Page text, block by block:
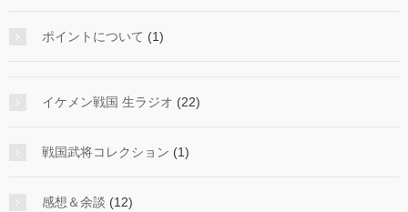
ポイントについて (1)
イケメン戦国 生ラジオ (22)
戦国武将コレクション (1)
感想＆余談 (12)